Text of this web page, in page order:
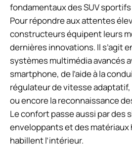
fondamentaux des SUV
Pour répondre aux attentes
constructeurs équipent leurs
dernières innovations. Il s’agit
systèmes multimédia avancés
smartphone, de l’aide à la
régulateur de vitesse adaptatif,
ou encore la reconnaissance
Le confort passe aussi par des
enveloppants et des matériaux
habillent l’intérieur.